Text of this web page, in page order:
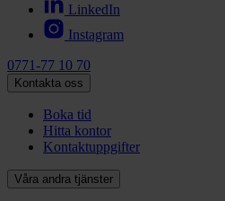
LinkedIn
Instagram
0771-77 10 70
Kontakta oss
Boka tid
Hitta kontor
Kontaktuppgifter
Våra andra tjänster